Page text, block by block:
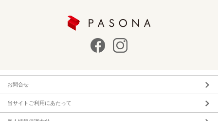
お問合せ
当サイトご利用にあたって